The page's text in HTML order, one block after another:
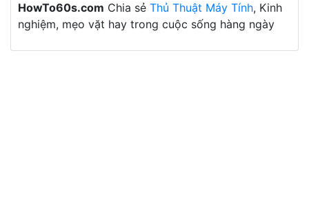
HowTo60s.com Chia sẻ Thủ Thuật Máy Tính, Kinh
nghiệm, mẹo vặt hay trong cuộc sống hàng ngày